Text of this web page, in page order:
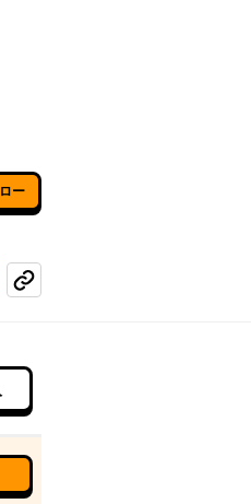
ー
する
インでシェアする
コピーする